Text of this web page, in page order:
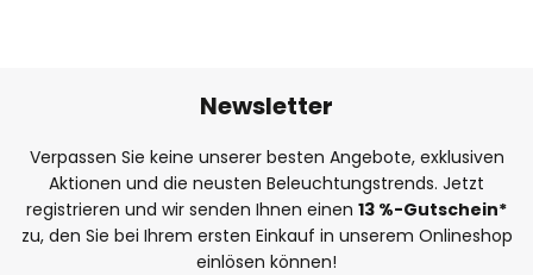
Newsletter
Verpassen Sie keine unserer besten Angebote, exklusiven
Aktionen und die neusten Beleuchtungstrends. Jetzt
registrieren und wir senden Ihnen einen 13 %-Gutschein*
zu, den Sie bei Ihrem ersten Einkauf in unserem Onlineshop
einlösen können!